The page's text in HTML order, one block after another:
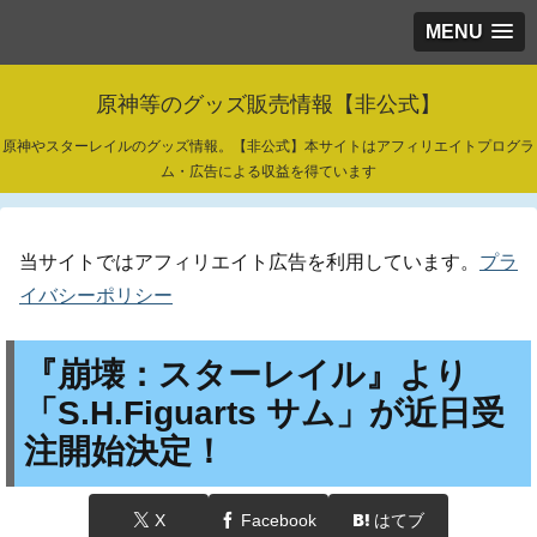
MENU
原神等のグッズ販売情報【非公式】
原神やスターレイルのグッズ情報。【非公式】本サイトはアフィリエイトプログラ
ム・広告による収益を得ています
当サイトではアフィリエイト広告を利用しています。 プラ
イバシーポリシー
『崩壊：スターレイル』より
「S.H.Figuarts サム」が近日受
注開始決定！
X Facebook はてブ